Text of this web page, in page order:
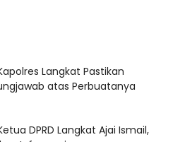
Langkat Pastikan
atas Perbuatanya
DPRD Langkat Ajai Ismail,